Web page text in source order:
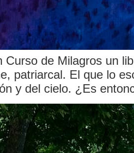
Curso de Milagros un
patriarcal. El que lo
y del cielo. ¿Es